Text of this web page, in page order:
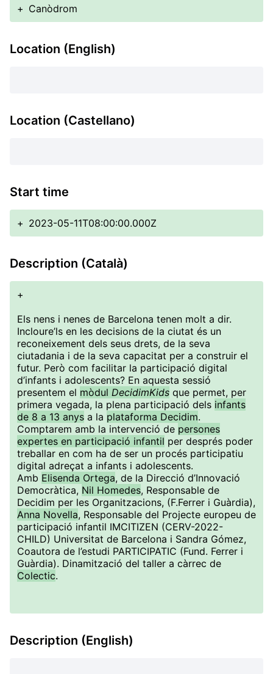
+ Canòdrom
Location (English)
Location (Castellano)
Start time
+ 2023-05-11T08:00:00.000Z
Description (Català)
+
Els nens i nenes de Barcelona tenen molt a dir.
Incloure’ls en les decisions de la ciutat és un
reconeixement dels seus drets, de la seva
ciutadania i de la seva capacitat per a construir el
futur. Però com facilitar la participació digital
d’infants i adolescents? En aquesta sessió
presentem el mòdul DecidimKids que permet, per
primera vegada, la plena participació dels infants
de 8 a 13 anys a la plataforma Decidim.
Comptarem amb la intervenció de persones
expertes en participació infantil per després poder
treballar en com ha de ser un procés participatiu
digital adreçat a infants i adolescents.
Amb Elisenda Ortega, de la Direcció d’Innovació
Democràtica, Nil Homedes, Responsable de
Decidim per les Organitzacions, (F.Ferrer i Guàrdia),
Anna Novella, Responsable del Projecte europeu de
participació infantil IMCITIZEN (CERV-2022-
CHILD) Universitat de Barcelona i Sandra Gómez,
Coautora de l’estudi PARTICIPATIC (Fund. Ferrer i
Guàrdia). Dinamització del taller a càrrec de
Colectic.
Description (English)